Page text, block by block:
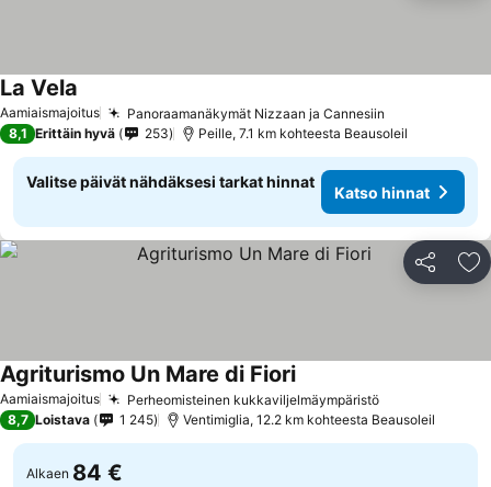
Aamiaismajoitus Panoraamanäkymät Nizzaan ja Cannesiin
La Vela
8,1 Erittäin hyvä 253 Peille, 7.1 km kohteesta Beausoleil
Valitse päivät nähdäksesi tarkat hinnat
Katso hinnat
Jaa
Aamiaismajoitus Perheomisteinen kukkaviljelmäympäristö
Agriturismo Un Mare di Fiori
8,7 Loistava 1 245 Ventimiglia, 12.2 km kohteesta Beausoleil
Alkaen 84 €